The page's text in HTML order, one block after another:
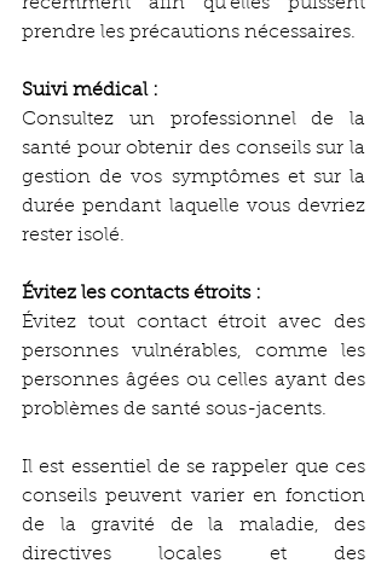
récemment afin qu'elles puissent
prendre les précautions nécessaires.
Suivi médical :
Consultez un professionnel de la
santé pour obtenir des conseils sur la
gestion de vos symptômes et sur la
durée pendant laquelle vous devriez
rester isolé.
Évitez les contacts étroits :
Évitez tout contact étroit avec des
personnes vulnérables, comme les
personnes âgées ou celles ayant des
problèmes de santé sous-jacents.
Il est essentiel de se rappeler que ces
conseils peuvent varier en fonction
de la gravité de la maladie, des
directives locales et des